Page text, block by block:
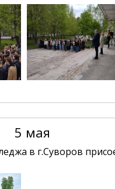
5 мая
в г.Суворов